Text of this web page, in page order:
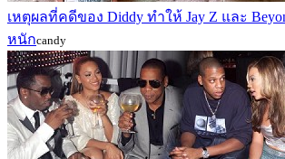
เหตุผลที่คดีของ Diddy ทำให้ Jay Z และ
หนักcandy